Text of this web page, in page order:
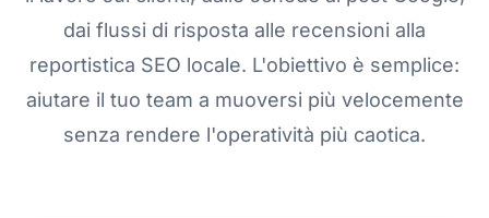
dai flussi di risposta alle recensioni alla
reportistica SEO locale. L'obiettivo è semplice:
aiutare il tuo team a muoversi più velocemente
senza rendere l'operatività più caotica.